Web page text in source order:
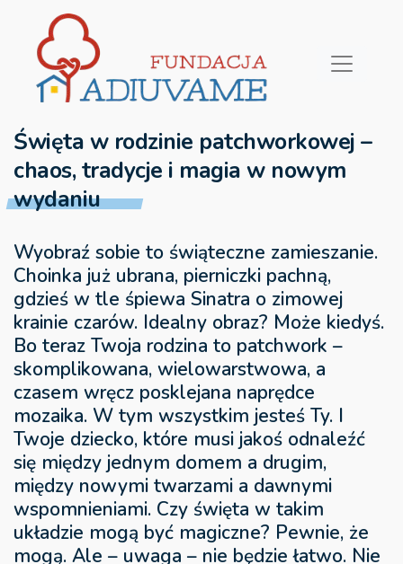
Święta w rodzinie patchworkowej –
chaos, tradycje i magia w nowym
wydaniu
Wyobraź sobie to świąteczne zamieszanie.
Choinka już ubrana, pierniczki pachną,
gdzieś w tle śpiewa Sinatra o zimowej
krainie czarów. Idealny obraz? Może kiedyś.
Bo teraz Twoja rodzina to patchwork –
skomplikowana, wielowarstwowa, a
czasem wręcz posklejana naprędce
mozaika. W tym wszystkim jesteś Ty. I
Twoje dziecko, które musi jakoś odnaleźć
się między jednym domem a drugim,
między nowymi twarzami a dawnymi
wspomnieniami. Czy święta w takim
układzie mogą być magiczne? Pewnie, że
mogą. Ale – uwaga – nie będzie łatwo. Nie